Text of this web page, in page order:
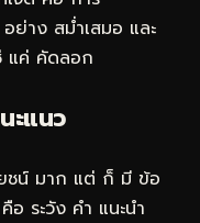
ย่าง สม่ำเสมอ และ
แค่ คัดลอก
ะแนว
ยชน์ มาก แต่ ก็ มี ข้อ
อ ระวัง คำ แนะนำ